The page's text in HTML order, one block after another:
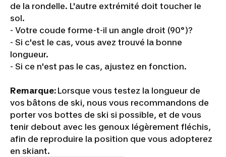
de la rondelle. L'autre extrémité doit toucher le
sol.
- Votre coude forme-t-il un angle droit (90°)?
- Si c'est le cas, vous avez trouvé la bonne
longueur.
- Si ce n'est pas le cas, ajustez en fonction.
Remarque: Lorsque vous testez la longueur de
vos bâtons de ski, nous vous recommandons de
porter vos bottes de ski si possible, et de vous
tenir debout avec les genoux légèrement fléchis,
afin de reproduire la position que vous adopterez
en skiant.